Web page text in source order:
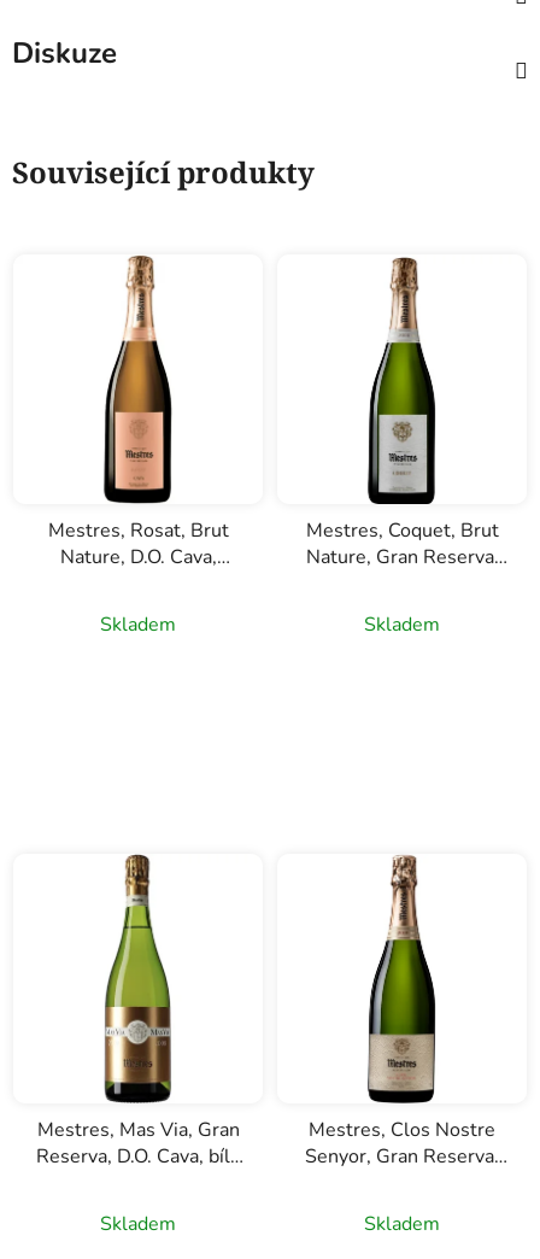
Diskuze
Související produkty
Mestres, Rosat, Brut
Nature, D.O. Cava,
0,75l
Skladem
Mestres, Coquet, Brut
Nature, Gran Reserva,
víno, 0,75l
Skladem
Mestres, Mas Via, Gran
Reserva, D.O. Cava, bílé
Skladem
Mestres, Clos Nostre
Senyor, Gran Reserva,
víno, 0,75l
Skladem